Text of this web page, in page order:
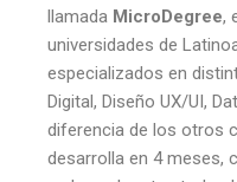
llamada MicroDegree,
universidades de
especializados en
Digital, Diseño UX/UI,
diferencia de los otros
desarrolla en 4 meses,